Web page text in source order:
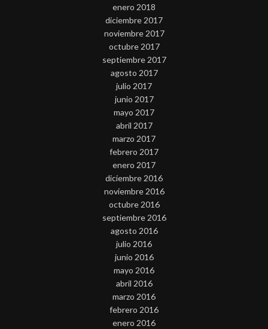
enero 2018
diciembre 2017
noviembre 2017
octubre 2017
septiembre 2017
agosto 2017
julio 2017
junio 2017
mayo 2017
abril 2017
marzo 2017
febrero 2017
enero 2017
diciembre 2016
noviembre 2016
octubre 2016
septiembre 2016
agosto 2016
julio 2016
junio 2016
mayo 2016
abril 2016
marzo 2016
febrero 2016
enero 2016